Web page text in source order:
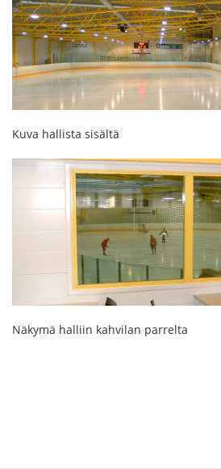
Kuva hallista sisältä
Näkymä halliin kahvilan parrelta